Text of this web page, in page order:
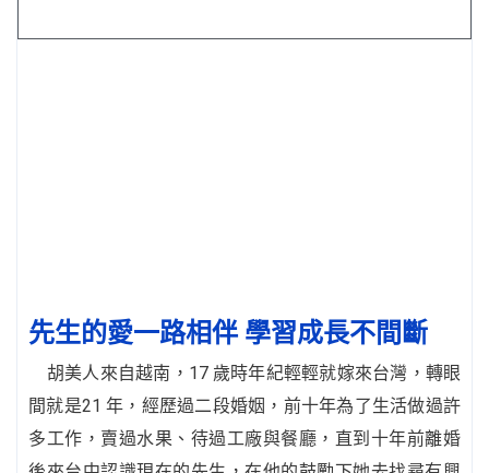
先生的愛一路相伴 學習成長不間斷
胡美人來自越南，17 歲時年紀輕輕就嫁來台灣，轉眼
間就是21 年，經歷過二段婚姻，前十年為了生活做過許
多工作，賣過水果、待過工廠與餐廳，直到十年前離婚